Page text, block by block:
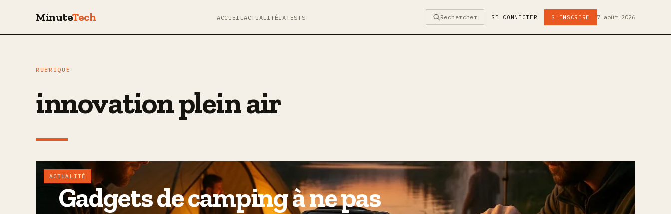
MinuteTech ACCUEILACTUALITÉIATESTS Rechercher SE CONNECTER S'INSCRIRE 7 août 2026
RUBRIQUE
innovation plein air
ACTUALITÉ
Gadgets de camping à ne pas